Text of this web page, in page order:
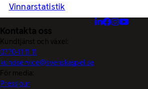
Vinnarstatistik
Kontakta oss
Kundtjänst och växel:
0770-11 11 11
kundservice@svenskaspel.se
För media:
Pressjour